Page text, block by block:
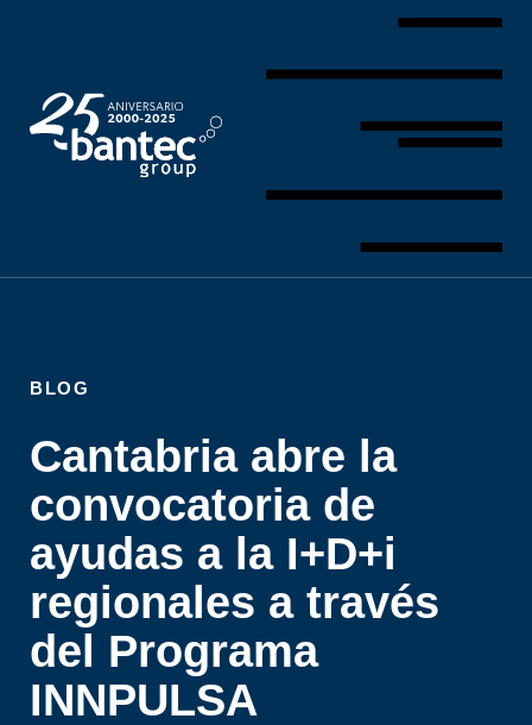
BLOG
Cantabria abre la
convocatoria de
ayudas a la I+D+i
regionales a través
del Programa
INNPULSA